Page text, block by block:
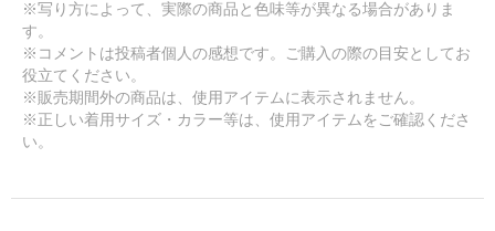
※写り方によって、実際の商品と色味等が異なる場合がありま
す。
※コメントは投稿者個人の感想です。ご購入の際の目安としてお
役立てください。
※販売期間外の商品は、使用アイテムに表示されません。
※正しい着用サイズ・カラー等は、使用アイテムをご確認くださ
い。